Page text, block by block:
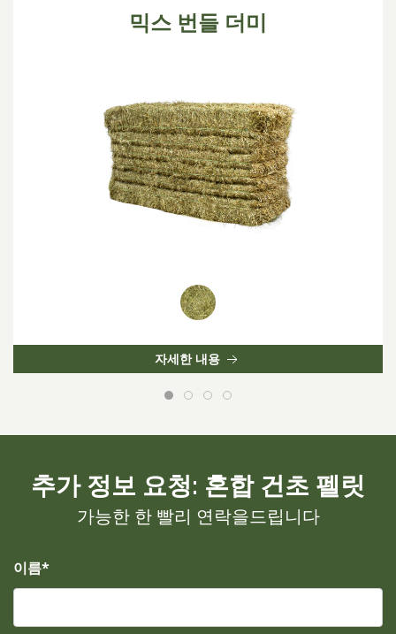
믹스 번들 더미
자세한 내용
추가 정보 요청: 혼합 건초 펠릿
가능한 한 빨리 연락을드립니다
이름*